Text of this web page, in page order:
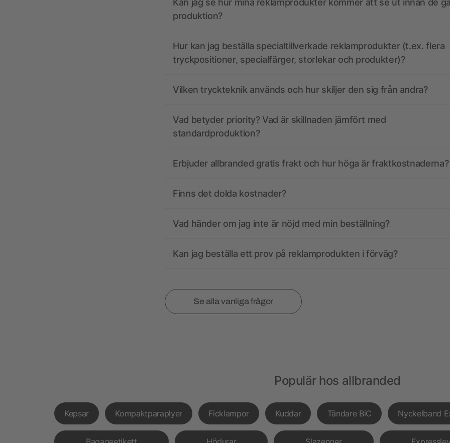
Kan jag se hur mina reklamprodukter kommer att se ut innan de
produktion?
Hur kan jag beställa specialtillverkade reklamprodukter (t.ex. flera
tryckpositioner, specialfärger, storlekar och produkter)?
Vilken tryckteknik används och hur skiljer den sig från andra?
Vad betyder priority? Vad är skillnaden jämfört med
standardproduktion?
Erbjuder allbranded gratis frakt och hur höga är fraktkostnaderna?
Finns det dolda kostnader?
Vad händer om jag inte är nöjd med min beställning?
Kan jag beställa ett prov på reklamprodukten i förväg?
Se alla vanliga frågor
Populär hos allbranded
Kepsar Kompaktparaplyer Ficklampor Kuddar Tändare BiC Nyckelband